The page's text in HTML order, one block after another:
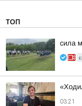
ТОП
сила
03:21